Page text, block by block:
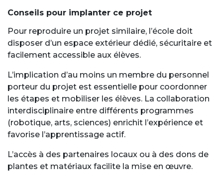
Conseils pour implanter ce projet
Pour reproduire un projet similaire, l’école doit
disposer d’un espace extérieur dédié, sécuritaire et
facilement accessible aux élèves.
L’implication d’au moins un membre du personnel
porteur du projet est essentielle pour coordonner
les étapes et mobiliser les élèves. La collaboration
interdisciplinaire entre différents programmes
(robotique, arts, sciences) enrichit l’expérience et
favorise l’apprentissage actif.
L’accès à des partenaires locaux ou à des dons de
plantes et matériaux facilite la mise en œuvre.